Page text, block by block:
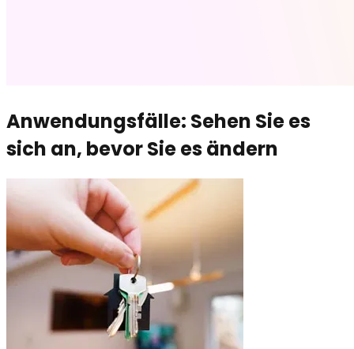
Anwendungsfälle: Sehen Sie es
sich an, bevor Sie es ändern